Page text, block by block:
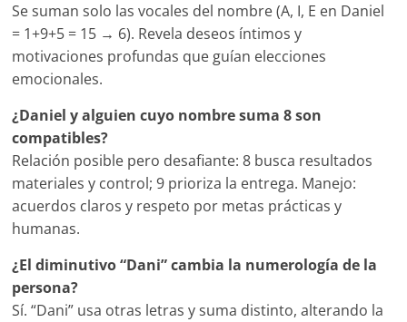
Se suman solo las vocales del nombre (A, I, E en Daniel
= 1+9+5 = 15 → 6). Revela deseos íntimos y
motivaciones profundas que guían elecciones
emocionales.
¿Daniel y alguien cuyo nombre suma 8 son
compatibles?
Relación posible pero desafiante: 8 busca resultados
materiales y control; 9 prioriza la entrega. Manejo:
acuerdos claros y respeto por metas prácticas y
humanas.
¿El diminutivo “Dani” cambia la numerología de la
persona?
Sí. “Dani” usa otras letras y suma distinto, alterando la